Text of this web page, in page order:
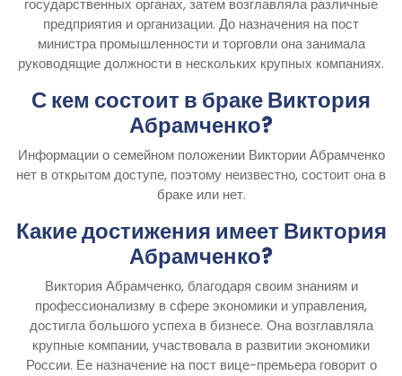
предприятия и организации. До назначения на пост
министра промышленности и торговли она занимала
руководящие должности в нескольких крупных компаниях.
С кем состоит в браке Виктория
Абрамченко?
Информации о семейном положении Виктории Абрамченко
нет в открытом доступе, поэтому неизвестно, состоит она в
браке или нет.
Какие достижения имеет Виктория
Абрамченко?
Виктория Абрамченко, благодаря своим знаниям и
профессионализму в сфере экономики и управления,
достигла большого успеха в бизнесе. Она возглавляла
крупные компании, участвовала в развитии экономики
России. Ее назначение на пост вице-премьера говорит о